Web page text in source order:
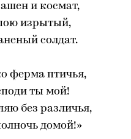
и космат,
изрытый,
солдат.
ферма птичья,
ты мой!
без различья,
домой!»